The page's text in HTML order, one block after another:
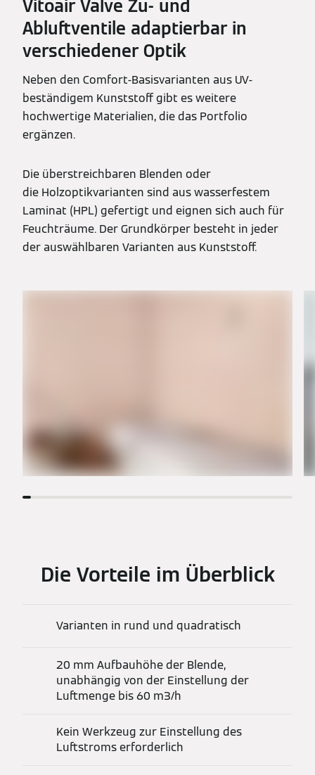
Vitoair Valve Zu- und
Abluftventile adaptierbar in
verschiedener Optik
Neben den Comfort-Basisvarianten aus UV-
beständigem Kunststoff gibt es weitere
hochwertige Materialien, die das Portfolio
ergänzen.
Die überstreichbaren Blenden oder
die Holzoptikvarianten sind aus wasserfestem
Laminat (HPL) gefertigt und eignen sich auch für
Feuchträume. Der Grundkörper besteht in jeder
der auswählbaren Varianten aus Kunststoff.
Die Vorteile im Überblick
Varianten in rund und quadratisch
20 mm Aufbauhöhe der Blende,
unabhängig von der Einstellung der
Luftmenge bis 60 m3/h
Kein Werkzeug zur Einstellung des
Luftstroms erforderlich